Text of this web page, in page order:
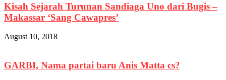
Kisah Sejarah Turunan Sandiaga Uno dari Bugis –
Makassar ‘Sang Cawapres’
August 10, 2018
GARBI, Nama partai baru Anis Matta cs?